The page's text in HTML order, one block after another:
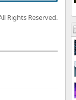
Rights Reserved.